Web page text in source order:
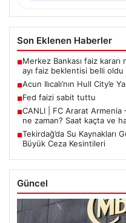
Son Eklenen Haberler
■Merkez Bankası faiz
ayı faiz beklentisi belli oldu
■Acun Ilıcalı’nın Hull City’e
■Fed faizi sabit tuttu
■CANLI | FC Ararat Armenia
ne zaman? Saat kaçta ve
■Tekirdağ’da Su Kaynakları
Büyük Ceza Kesintileri
Güncel